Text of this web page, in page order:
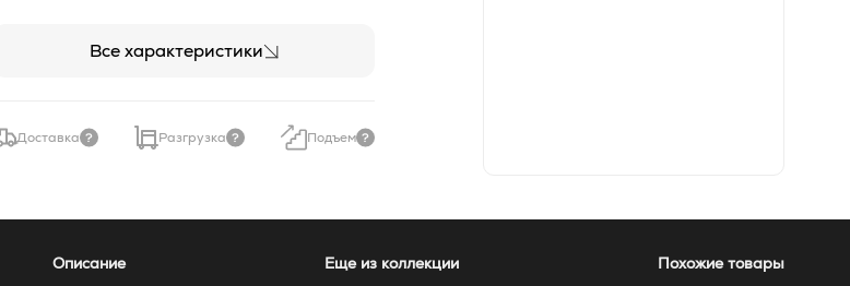
Все характеристики
Доставка Разгрузка Подъем
Описание Еще из коллекции Похожие товары